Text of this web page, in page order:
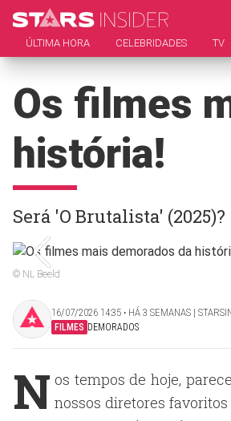
ÚLTIMA HORA CELEBRIDADES TV
Os filmes
história!
Será 'O Brutalista' (2025)?
© NL Beeld
16/07/2026 14:35 ‧ HÁ 3 SEMANAS |
FILMES DEMORADOS
N os tempos de hoje,
nossos diretores